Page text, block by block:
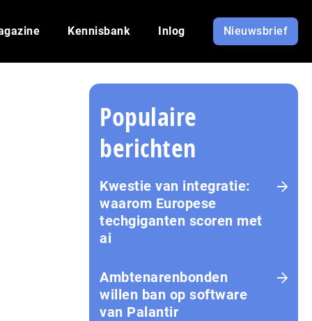
Kennisbank Inlog Nieuwsbrief
Populaire
berichten
Kwestie van integratie:
waarom Europese
techgiganten scoren met
ai
Amb­te­na­ren­bon­den
willen ban op software
van Palantir